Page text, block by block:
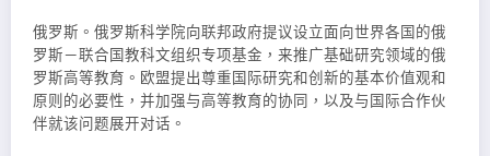
俄罗斯。俄罗斯科学院向联邦政府提议设立面向世界各国的俄
罗斯－联合国教科文组织专项基金，来推广基础研究领域的俄
罗斯高等教育。欧盟提出尊重国际研究和创新的基本价值观和
原则的必要性，并加强与高等教育的协同，以及与国际合作伙
伴就该问题展开对话。